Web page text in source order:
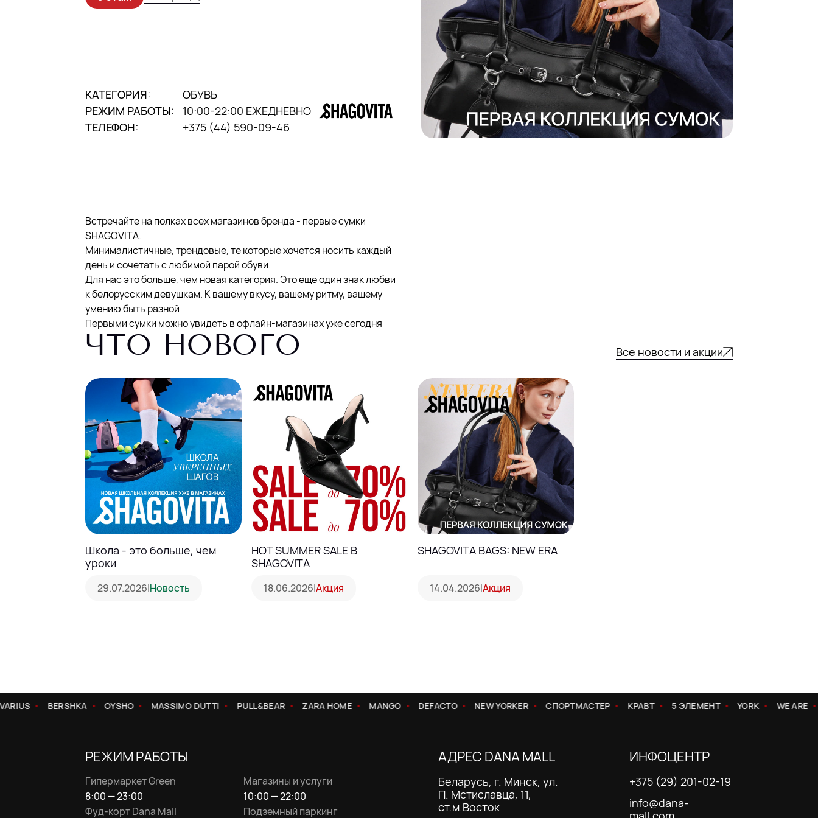
КАТЕГОРИЯ:
ОБУВЬ
РЕЖИМ РАБОТЫ:
10:00-22:00 ЕЖЕДНЕВНО
ТЕЛЕФОН:
+375 (44) 590-09-46
Встречайте на полках всех магазинов бренда - первые сумки
SHAGOVITA.
Минималистичные, трендовые, те которые хочется носить каждый
день и сочетать с любимой парой обуви.
Для нас это больше, чем новая категория. Это еще один знак любви
к белорусским девушкам. К вашему вкусу, вашему ритму, вашему
умению быть разной️
Первыми сумки можно увидеть в офлайн-магазинах уже сегодня
ЧТО НОВОГО Все новости и акции
Школа - это больше, чем
уроки
29.07.2026|Новость
HOT SUMMER SALE В
SHAGOVITA
18.06.2026|Акция
SHAGOVITA BAGS: NEW ERA
14.04.2026|Акция
BERSHKA OYSHO MASSIMO DUTTI PULL&BEAR ZARA HOME MANGO DEFACTO NEW YORKER СПОРТМАСТЕР КРАВТ 5 ЭЛЕМЕНТ YORK WE ARE
РЕЖИМ РАБОТЫ
Гипермаркет Green
8:00 — 23:00
Фуд-корт Dana Mall
Магазины и услуги
10:00 — 22:00
Подземный паркинг
АДРЕС DANA MALL
Беларусь, г. Минск, ул.
П. Мстиславца, 11,
ст.м.Восток
ИНФОЦЕНТР
+375 (29) 201-02-19
info@dana-